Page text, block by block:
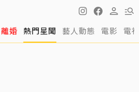
婚 熱門星聞 藝人動態 電影 電